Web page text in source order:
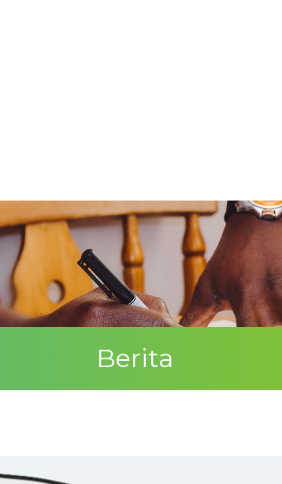
Berita